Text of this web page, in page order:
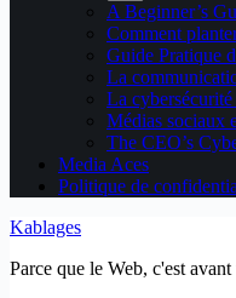
A Beginner’s
Comment
Guide Pratique
La
La
Médias sociaux
The CEO’s
Media Aces
Politique de
Kablages
Parce que le Web, c'est